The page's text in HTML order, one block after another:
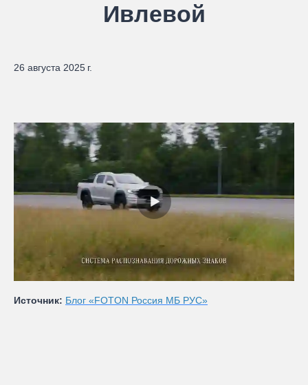
Ивлевой
26 августа 2025 г.
Источник: Блог «FOTON Россия МБ РУС»